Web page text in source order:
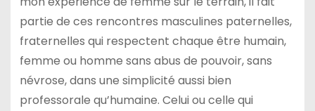
partie de ces rencontres masculines paternelles,
fraternelles qui respectent chaque être humain,
femme ou homme sans abus de pouvoir, sans
névrose, dans une simplicité aussi bien
professorale qu’humaine. Celui ou celle qui